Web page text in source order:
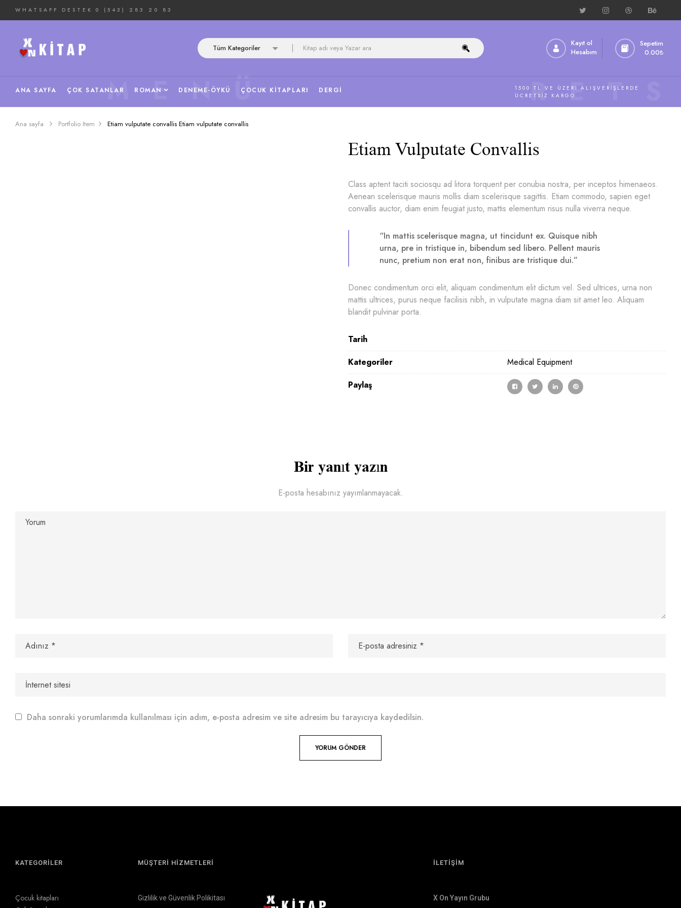
WHATSAPP DESTEK 0 (543) 283 20 83
Tüm Kategoriler
Kayıt ol
Hesabım
Sepetim
0.00₺
ANA SAYFA ÇOK SATANLAR ROMAN DENEME-ÖYKÜ ÇOCUK KITAPLARI DERGI
MENÜ
1500 TL VE ÜZERI ALIŞVERIŞLERDE
ÜCRETSIZ KARGO
Ana sayfa Portfolio Item Etiam vulputate convallis Etiam vulputate convallis
Etiam Vulputate Convallis
Class aptent taciti sociosqu ad litora torquent per conubia nostra, per inceptos himenaeos.
Aenean scelerisque mauris mollis diam scelerisque sagittis. Etiam commodo, sapien eget
convallis auctor, diam enim feugiat justo, mattis elementum risus nulla viverra neque.
“In mattis scelerisque magna, ut tincidunt ex. Quisque nibh
urna, pre in tristique in, bibendum sed libero. Pellent mauris
nunc, pretium non erat non, finibus are tristique dui.”
Donec condimentum orci elit, aliquam condimentum elit dictum vel. Sed ultrices, urna non
mattis ultrices, purus neque facilisis nibh, in vulputate magna diam sit amet leo. Aliquam
blandit pulvinar porta.
Tarih
Kategoriler
Medical Equipment
Paylaş
Bir yanıt yazın
E-posta hesabınız yayımlanmayacak.
Daha sonraki yorumlarımda kullanılması için adım, e-posta adresim ve site adresim bu tarayıcıya kaydedilsin.
KATEGORİLER
Çocuk kitapları
MÜŞTERİ HİZMETLERİ
Gizlilik ve Güvenlik Polikitası
İLETİŞİM
X On Yayın Grubu